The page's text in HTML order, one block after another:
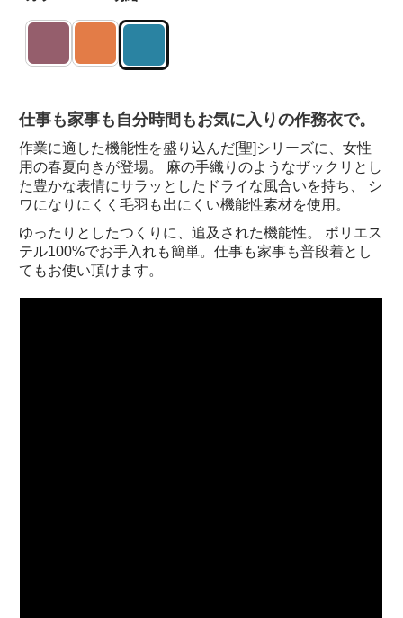
仕事も家事も自分時間もお気に入りの作務衣で。
作業に適した機能性を盛り込んだ[聖]シリーズに、女性
用の春夏向きが登場。 麻の手織りのようなザックリとし
た豊かな表情にサラッとしたドライな風合いを持ち、 シ
ワになりにくく毛羽も出にくい機能性素材を使用。
ゆったりとしたつくりに、追及された機能性。 ポリエス
テル100%でお手入れも簡単。仕事も家事も普段着とし
てもお使い頂けます。